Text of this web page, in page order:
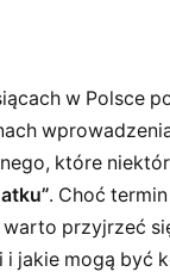
w Polsce
które
. Choć
przyjrzeć
i jakie mogą być